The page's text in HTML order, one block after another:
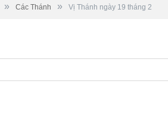
» Các Thánh » Vị Thánh ngày 19 tháng 2